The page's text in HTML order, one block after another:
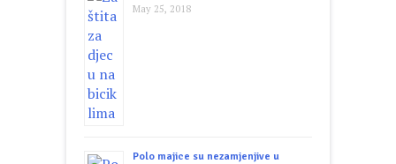
May 25, 2018
Polo majice su nezamjenjive u